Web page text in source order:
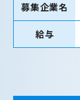
募集企業名
給与